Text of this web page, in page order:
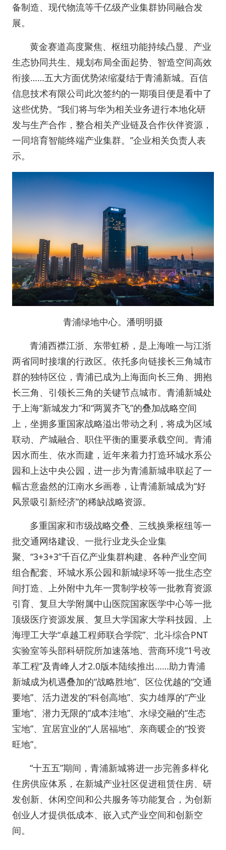
备制造、现代物流等千亿级产业集群协同融合发
展。
黄金赛道高度聚焦、枢纽功能持续凸显、产业
生态协同共生、规划布局全面起势、智造空间高效
衔接……五大方面优势浓缩凝结于青浦新城。百信
信息技术有限公司此次签约的一期项目便是看中了
这些优势。“我们将与华为相关业务进行本地化研
发与生产合作，整合相关产业链及合作伙伴资源，
一同培育智能终端产业集群。”企业相关负责人表
示。
青浦绿地中心。潘明明摄
青浦西襟江浙、东带虹桥，是上海唯一与江浙
两省同时接壤的行政区。依托多向链接长三角城市
群的独特区位，青浦已成为上海面向长三角、拥抱
长三角、引领长三角的关键节点城市。青浦新城处
于上海“新城发力”和“两翼齐飞”的叠加战略空间
上，坐拥多重国家战略溢出带动之利，将成为区域
联动、产城融合、职住平衡的重要承载空间。青浦
因水而生、依水而建，近年来着力打造环城水系公
园和上达中央公园，进一步为青浦新城串联起了一
幅古意盎然的江南水乡画卷，让青浦新城成为“好
风景吸引新经济”的稀缺战略资源。
多重国家和市级战略交叠、三线换乘枢纽等一
批交通网络建设、一批行业龙头企业集
聚、“3+3+3”千百亿产业集群构建、各种产业空间
组合配套、环城水系公园和新城绿环等一批生态空
间打造、上外附中九年一贯制学校等一批教育资源
引育、复旦大学附属中山医院国家医学中心等一批
顶级医疗资源发展、复旦大学国家大学科技园、上
海理工大学“卓越工程师联合学院”、北斗综合PNT
实验室等头部科研院所加速落地、营商环境“1号改
革工程”及青峰人才2.0版本陆续推出……助力青浦
新城成为机遇叠加的“战略胜地”、区位优越的“交通
要地”、活力迸发的“科创高地”、实力雄厚的“产业
重地”、潜力无限的“成本洼地”、水绿交融的“生态
宝地”、宜居宜业的“人居福地”、亲商暖企的“投资
旺地”。
“十五五”期间，青浦新城将进一步完善多样化
住房供应体系，在新城产业社区促进租赁住房、研
发创新、休闲空间和公共服务等功能复合，为创新
创业人才提供低成本、嵌入式产业空间和创新空
间。